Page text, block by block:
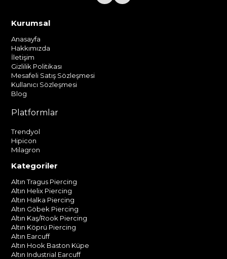
Kurumsal
Anasayfa
Hakkımızda
İletişim
Gizlilik Politikası
Mesafeli Satış Sözleşmesi
Kullanıcı Sözleşmesi
Blog
Platformlar
Trendyol
Hipicon
Milagron
Kategoriler
Altın Tragus Piercing
Altın Helix Piercing
Altın Halka Piercing
Altın Göbek Piercing
Altın Kaş/Rook Piercing
Altın Köprü Piercing
Altın Earcuff
Altın Hook Baston Küpe
Altın Industrial Earcuff